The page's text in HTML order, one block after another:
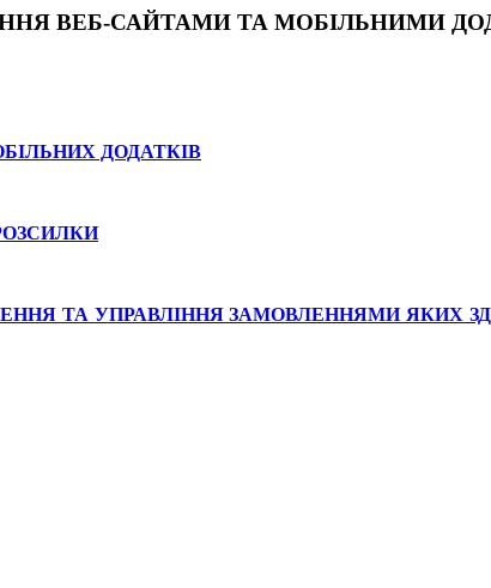
ВЕБ-САЙТАМИ ТА МОБІЛЬНИМИ
ДОДАТКІВ
ТА УПРАВЛІННЯ ЗАМОВЛЕННЯМИ ЯКИХ